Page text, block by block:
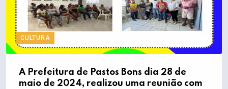
CULTURA
A Prefeitura de Pastos Bons dia 28 de
maio de 2024, realizou uma reunião com